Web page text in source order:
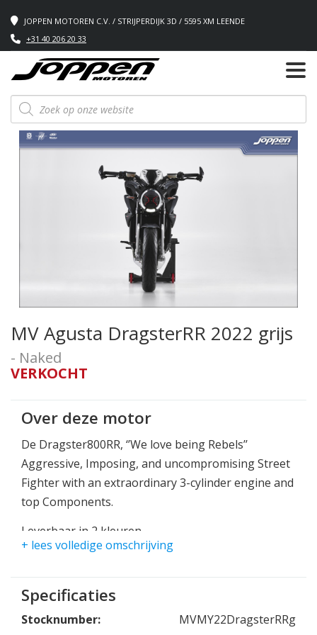
JOPPEN MOTOREN C.V. / STRIJPERDIJK 3D / 5595 XM LEENDE
+31 40 206 20 33
Producten
zoeken
MV Agusta DragsterRR 2022 grijs
- Naked
VERKOCHT
Over deze motor
De Dragster800RR, ‘’We love being Rebels’’
Aggressive, Imposing, and uncompromising Street
Fighter with an extraordinary 3-cylinder engine and
top Components.
Leverbaar in 2 kleuren
Matt Magnum Silver/Matt Metallic Dark Grey
With the looks of a street fighter, reflecting the
powerful three-piston heart, the Dragster RR is a
+ lees volledige omschrijving
Specificaties
Stocknumber:
MVMY22DragsterRRg